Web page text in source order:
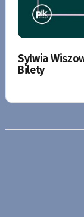
Sylwia
Bilety